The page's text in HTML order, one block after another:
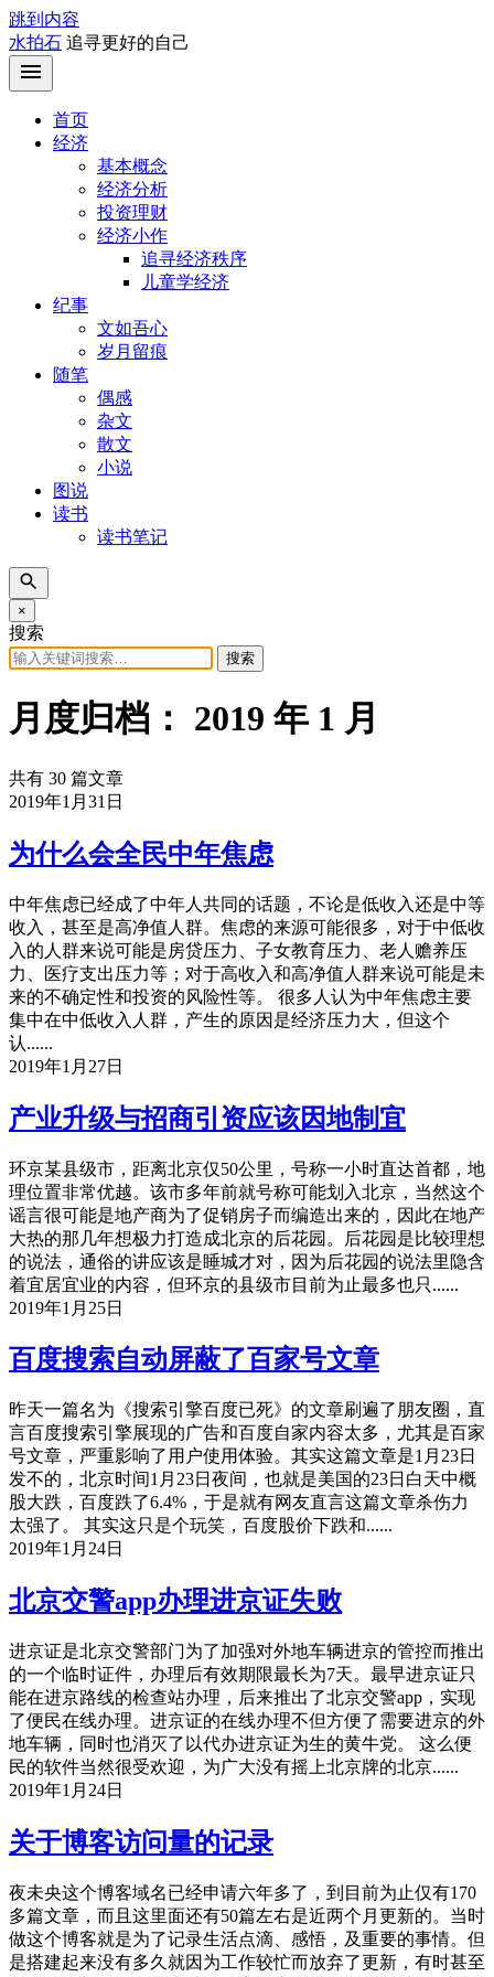
跳到内容
水拍石 追寻更好的自己
首页
经济
基本概念
经济分析
投资理财
经济小作
追寻经济秩序
儿童学经济
纪事
文如吾心
岁月留痕
随笔
偶感
杂文
散文
小说
图说
读书
读书笔记
×
搜索
搜索
月度归档： 2019 年 1 月
共有 30 篇文章
2019年1月31日
为什么会全民中年焦虑
中年焦虑已经成了中年人共同的话题，不论是低收入还是中等
收入，甚至是高净值人群。焦虑的来源可能很多，对于中低收
入的人群来说可能是房贷压力、子女教育压力、老人赡养压
力、医疗支出压力等；对于高收入和高净值人群来说可能是未
来的不确定性和投资的风险性等。 很多人认为中年焦虑主要
集中在中低收入人群，产生的原因是经济压力大，但这个
认......
2019年1月27日
产业升级与招商引资应该因地制宜
环京某县级市，距离北京仅50公里，号称一小时直达首都，地
理位置非常优越。该市多年前就号称可能划入北京，当然这个
谣言很可能是地产商为了促销房子而编造出来的，因此在地产
大热的那几年想极力打造成北京的后花园。后花园是比较理想
的说法，通俗的讲应该是睡城才对，因为后花园的说法里隐含
着宜居宜业的内容，但环京的县级市目前为止最多也只......
2019年1月25日
百度搜索自动屏蔽了百家号文章
昨天一篇名为《搜索引擎百度已死》的文章刷遍了朋友圈，直
言百度搜索引擎展现的广告和百度自家内容太多，尤其是百家
号文章，严重影响了用户使用体验。其实这篇文章是1月23日
发不的，北京时间1月23日夜间，也就是美国的23日白天中概
股大跌，百度跌了6.4%，于是就有网友直言这篇文章杀伤力
太强了。 其实这只是个玩笑，百度股价下跌和......
2019年1月24日
北京交警app办理进京证失败
进京证是北京交警部门为了加强对外地车辆进京的管控而推出
的一个临时证件，办理后有效期限最长为7天。最早进京证只
能在进京路线的检查站办理，后来推出了北京交警app，实现
了便民在线办理。进京证的在线办理不但方便了需要进京的外
地车辆，同时也消灭了以代办进京证为生的黄牛党。 这么便
民的软件当然很受欢迎，为广大没有摇上北京牌的北京......
2019年1月24日
关于博客访问量的记录
夜未央这个博客域名已经申请六年多了，到目前为止仅有170
多篇文章，而且这里面还有50篇左右是近两个月更新的。当时
做这个博客就是为了记录生活点滴、感悟，及重要的事情。但
是搭建起来没有多久就因为工作较忙而放弃了更新，有时甚至